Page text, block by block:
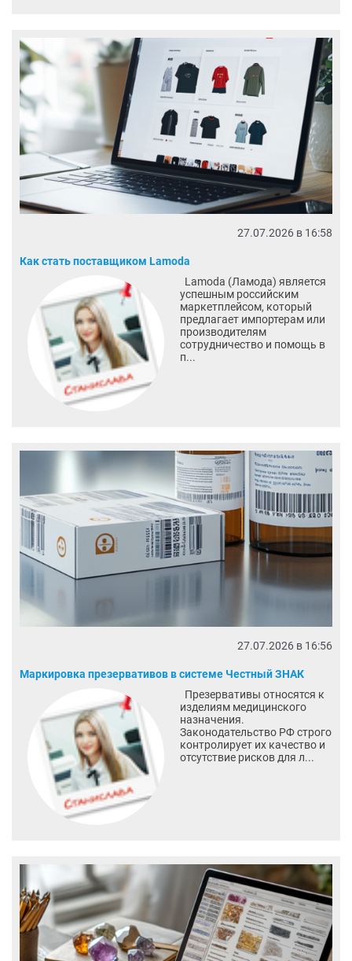
27.07.2026 в 16:58
Как стать поставщиком Lamoda
Lamoda (Ламода) является
успешным российским
маркетплейсом, который
предлагает импортерам или
производителям
сотрудничество и помощь в
п...
27.07.2026 в 16:56
Маркировка презервативов в системе Честный ЗНАК
Презервативы относятся к
изделиям медицинского
назначения.
Законодательство РФ строго
контролирует их качество и
отсутствие рисков для л...